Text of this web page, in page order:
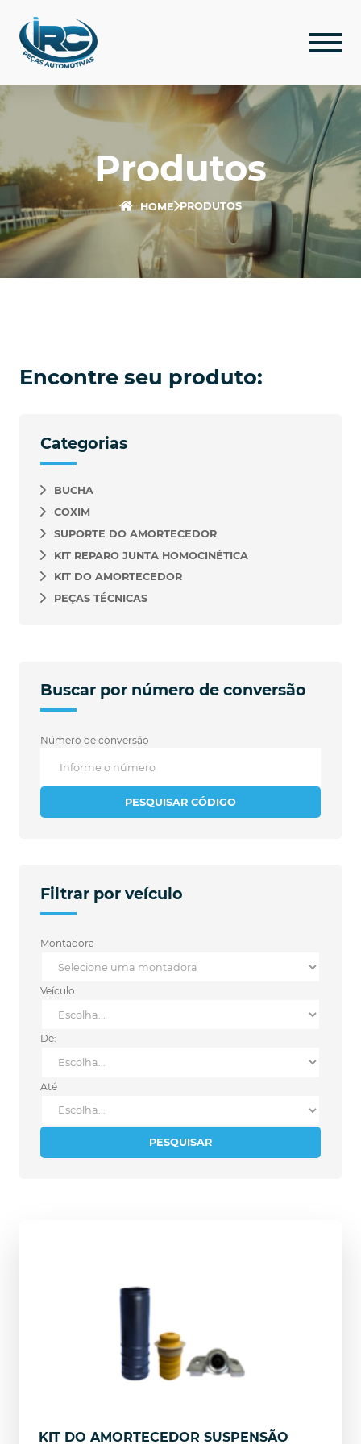
Produtos
HOME PRODUTOS
Encontre seu produto:
Categorias
BUCHA
COXIM
SUPORTE DO AMORTECEDOR
KIT REPARO JUNTA HOMOCINÉTICA
KIT DO AMORTECEDOR
PEÇAS TÉCNICAS
Buscar por número de conversão
Número de conversão
PESQUISAR CÓDIGO
Filtrar por veículo
Montadora
Veículo
De:
Até
PESQUISAR
KIT DO AMORTECEDOR SUSPENSÃO